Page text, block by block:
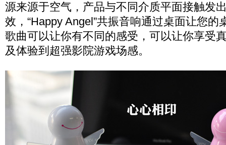
源来源于空气，产品与不同介质平面接触发
效，“Happy Angel”共振音响通过桌面让您的
歌曲可以让你有不同的感受，可以让你享受
及体验到超强影院游戏场感。